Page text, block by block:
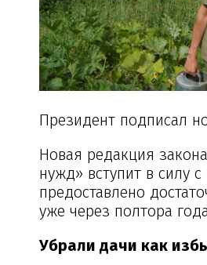
Президент подписал
Новая редакция
нужд» вступит в силу
предоставлено
уже через полтора
Убрали дачи как